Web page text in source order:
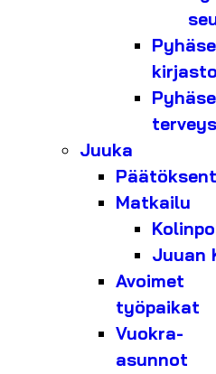
kirjasto
Juuka
Matkailu
Juuan
Avoimet
työpaikat
Vuokra-
asunnot